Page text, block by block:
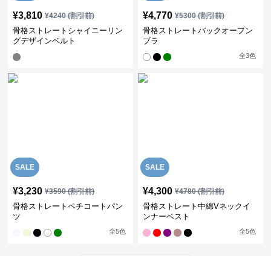
¥3,810 ¥4240(割引前)
骨格ストレートシャイニーリン
グデザインベルト
¥4,770 ¥5300(割引前)
骨格ストレートバックオープン
ブラ
全3色
SALE
¥3,230 ¥3590(割引前)
骨格ストレートペチコートパン
ツ
全5色
SALE
¥4,300 ¥4780(割引前)
骨格ストレート中綿Vネックイ
ンナーベスト
全5色